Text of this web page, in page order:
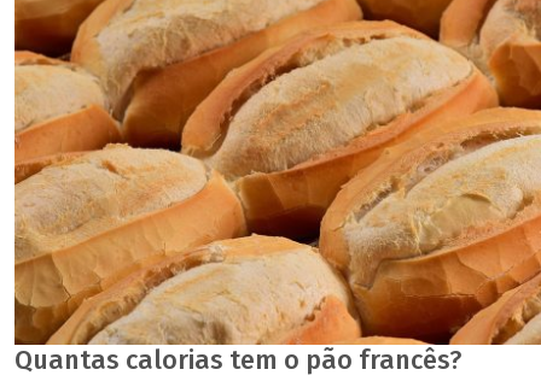
Quantas calorias tem o pão francês?